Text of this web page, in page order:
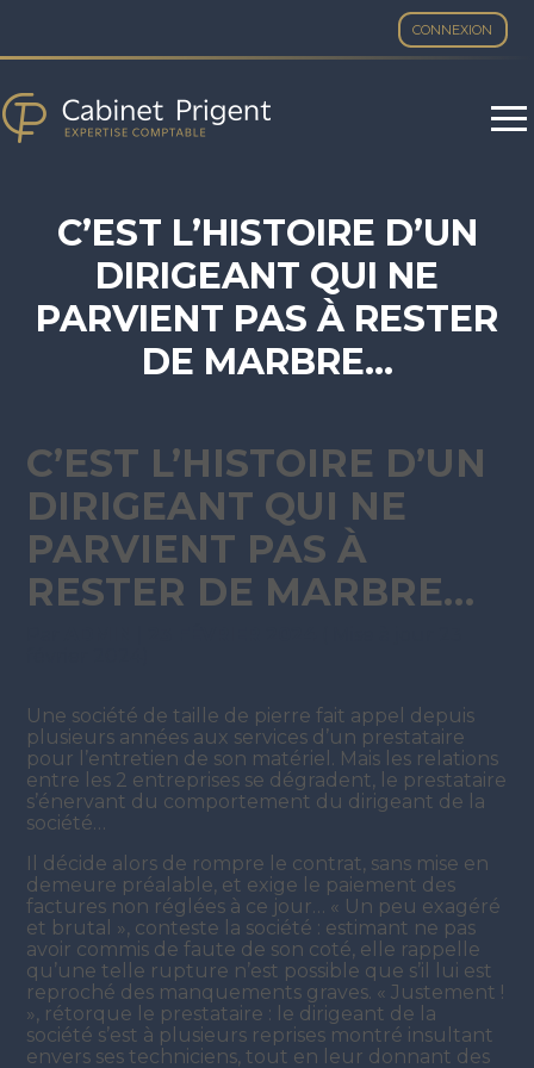
CONNEXION
Aller
au
C’EST L’HISTOIRE D’UN
DIRIGEANT QUI NE
PARVIENT PAS À RESTER
DE MARBRE…
C’EST L’HISTOIRE D’UN
DIRIGEANT QUI NE
PARVIENT PAS À
RESTER DE MARBRE…
Une société de taille de pierre fait appel depuis
plusieurs années aux services d’un prestataire
pour l’entretien de son matériel. Mais les relations
entre les 2 entreprises se dégradent, le prestataire
s’énervant du comportement du dirigeant de la
société…
Il décide alors de rompre le contrat, sans mise en
demeure préalable, et exige le paiement des
factures non réglées à ce jour… « Un peu exagéré
et brutal », conteste la société : estimant ne pas
avoir commis de faute de son coté, elle rappelle
qu’une telle rupture n’est possible que s’il lui est
reproché des manquements graves. « Justement !
», rétorque le prestataire : le dirigeant de la
société s’est à plusieurs reprises montré insultant
envers ses techniciens, tout en leur donnant des